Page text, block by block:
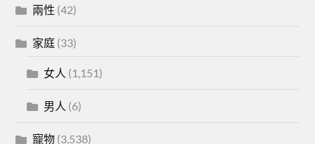
兩性 (42)
家庭 (33)
女人 (1,151)
男人 (6)
寵物 (3,538)